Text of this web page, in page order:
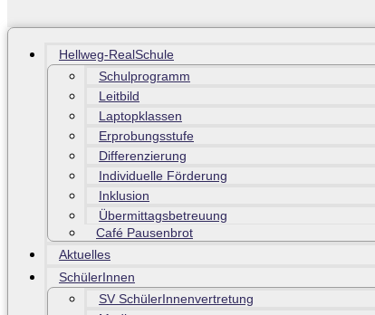
Hellweg-RealSchule
Schulprogramm
Leitbild
Laptopklassen
Erprobungsstufe
Differenzierung
Individuelle Förderung
Inklusion
Übermittagsbetreuung
Café Pausenbrot
Aktuelles
SchülerInnen
SV SchülerInnenvertretung